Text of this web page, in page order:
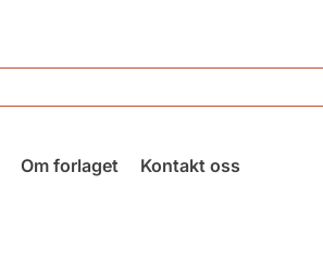
Om forlaget Kontakt oss